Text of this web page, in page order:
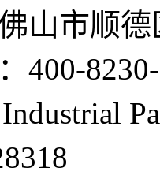
山市顺
400-